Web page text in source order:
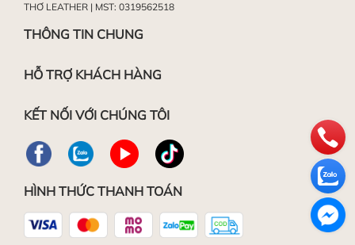
Chúc các bạn thành công!
Đánh bóng da
THƠ LEATHER | MST: 0319562518
THÔNG TIN CHUNG
HỖ TRỢ KHÁCH HÀNG
KẾT NỐI VỚI CHÚNG TÔI
HÌNH THỨC THANH TOÁN